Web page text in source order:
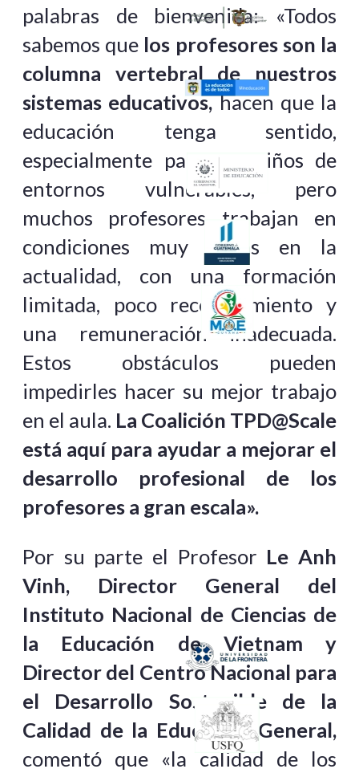
palabras de bienvenida: «Todos
sabemos que los profesores son la
columna vertebral de nuestros
sistemas educativos,hacen que la
educación tenga sentido,
especialmente para los niños de
entornos vulnerables, pero
muchos profesores trabajan en
condiciones muy duras en la
actualidad, con una formación
limitada, poco reconocimiento y
una remuneración inadecuada.
Estos obstáculos pueden
impedirles hacer su mejor trabajo
en el aula. La Coalición TPD@Scale
está aquí para ayudar a mejorar el
desarrollo profesional de los
profesores a gran escala».
Por su parte el Profesor Le Anh
Vinh, Director General del
Instituto Nacional de Ciencias de
la Educación de Vietnam y
Director del Centro Nacional para
el Desarrollo Sostenible de la
Calidad de la Educación General,
comentó que «la calidad de los